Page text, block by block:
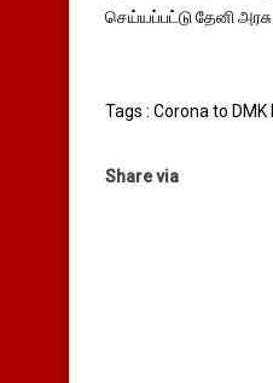
செய்யப்பட்டு தேனி
Tags : Corona to DMK
Share via